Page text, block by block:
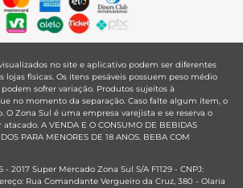
no site e aplicativo podem ser diferentes
lojas físicas. Os itens pesáveis possuem peso médio
sofrer variação. Produtos sujeitos à
no momento da separação. Caso falte algum item, o
O Zona Sul é uma empresa varejista e se reserva o
A VENDA E O CONSUMO DE BEBIDAS
PARA MENORES DE 18 ANOS. BEBA COM
2017 Super Mercado Zona Sul S/A F1129 - CNPJ:
Rua Comandante Vergueiro da Cruz, 380 - Olaria